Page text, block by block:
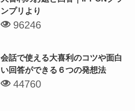
ンプリより
96246
会話で使える大喜利のコツや面白
い回答ができる６つの発想法
44760